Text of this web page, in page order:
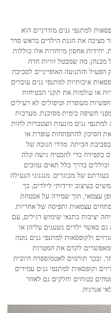
למתנפי גנים מודרניים הוא
מציבה את הגנת הילדים בראש סדר
יחידות אחסון מיוחדות אלו כוללות
מבנהן, מה שמבטל זוויות חדה
והתנועה האופייניים לסביבת
איכותיות למתנפי גנים עוברים
או עולמות את תקני הבטיחות
מעופרת וטיפולים לא רעילים
חשיפה כימית מסוכנת. מערכות
למתנפי גנים מונעות הצטברות לחות
את הסיכון להתפתחות עופרת או
הכיתה. מדדי הגובה של
בקפידה כדי להבטיח גישה קלה
בדרך כלל תאים נמוכים
של מבוגרים. מנגנוני הנעילה
בעיצוב ידידותי לילדים, כך
עצמאי, תוך שמירה על אבטחת
עצמאות ותפיסה של אחריות.
יציבות בתנאי שימוש רגילים, עם
כאשר ילדים נשענים עליהן או
ולקופסאות למתנפי גנים נוטה
שמאפשרים לקדם את המטרות
ובכך תורמים לאטמוספרה חיובית
וקופסאות למתנפי גנים עמידים
בטוחים וחלקים גם לאחר
אנרגיה.